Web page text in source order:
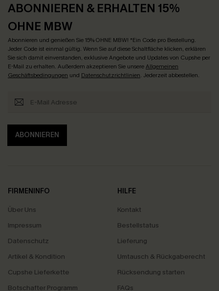
ABONNIEREN & ERHALTEN 15%
OHNE MBW
Abonnieren und genießen Sie 15% OHNE MBW! *Ein Code pro Bestellung.
Jeder Code ist einmal gültig. Wenn Sie auf diese Schaltfläche klicken, erklären
Sie sich damit einverstanden, exklusive Angebote und Updates von Cupshe per
E-Mail zu erhalten. Außerdem akzeptieren Sie unsereAllgemeinen
Geschäftsbedingungen und Datenschutzrichtlinien. Jederzeit abbestellen.
ABONNIEREN
FIRMENINFO
Über Uns
Impressum
Datenschutz
Artikel & Kondition
Cupshe Lieferkette
Botschafter Programm
HILFE
Kontakt
Bestellstatus
Lieferung
Umtausch & Rückgaberecht
Rücksendung starten
FAQs